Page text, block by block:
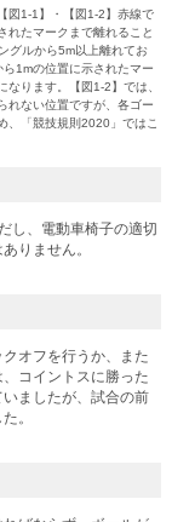
図1-1】・【図1-2】赤線で
れたマークまで離れること
グルから5m以上離れてお
1mの位置に示されたマー
ります。【図1-2】では、
れない位置ですが、各ゴー
、「競技規則2020」ではこ
し、電動車椅子の適切
りません。
オフを行うか、また
コイントスに勝った
ましたが、試合の前
。